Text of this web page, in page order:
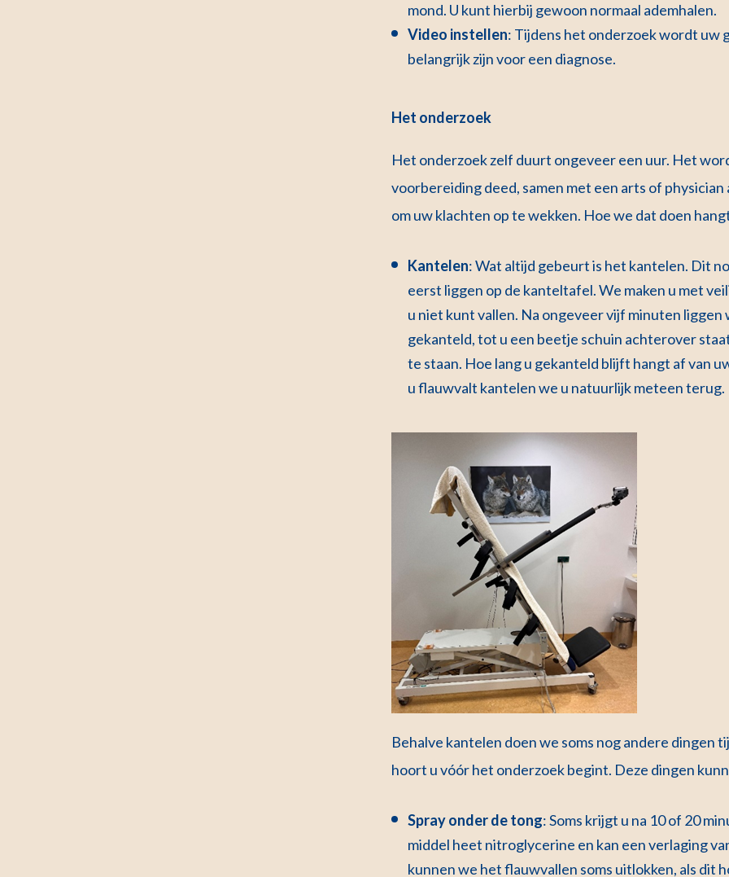
mond. U kunt hierbij gewoon normaal ademhalen.
Video instellen: Tijdens het onderzoek wordt uw
belangrijk zijn voor een diagnose.
Het onderzoek
Het onderzoek zelf duurt ongeveer een uur. Het
voorbereiding deed, samen met een arts of
om uw klachten op te wekken. Hoe we dat doen
Kantelen: Wat altijd gebeurt is het kantelen. Dit
eerst liggen op de kanteltafel. We maken u met
u niet kunt vallen. Na ongeveer vijf minuten
gekanteld, tot u een beetje schuin achterover
te staan. Hoe lang u gekanteld blijft hangt af van
u flauwvalt kantelen we u natuurlijk meteen terug.
Behalve kantelen doen we soms nog andere dingen
hoort u vóór het onderzoek begint. Deze dingen
Spray onder de tong: Soms krijgt u na 10 of 20
middel heet nitroglycerine en kan een verlaging
kunnen we het flauwvallen soms uitlokken, als dit